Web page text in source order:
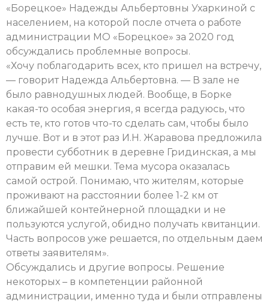
«Борецкое» Надежды Альбертовны Ухаркиной с
населением, на которой после отчета о работе
администрации МО «Борецкое» за 2020 год
обсуждались проблемные вопросы.
«Хочу поблагодарить всех, кто пришел на встречу,
— говорит Надежда Альбертовна. — В зале не
было равнодушных людей. Вообще, в Борке
какая-то особая энергия, я всегда радуюсь, что
есть те, кто готов что-то сделать сам, чтобы было
лучше. Вот и в этот раз И.Н. Жаравова предложила
провести субботник в деревне Гридинская, а мы
отправим ей мешки. Тема мусора оказалась
самой острой. Понимаю, что жителям, которые
проживают на расстоянии более 1-2 км от
ближайшей контейнерной площадки и не
пользуются услугой, обидно получать квитанции.
Часть вопросов уже решается, по отдельным даем
ответы заявителям».
Обсуждались и другие вопросы. Решение
некоторых – в компетенции районной
администрации, именно туда и были отправлены